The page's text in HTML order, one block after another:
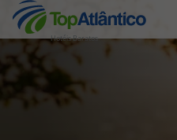
Hotéis Baratos
Destinos